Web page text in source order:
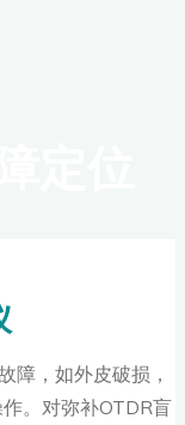
障，如外皮破损，
。对弥补OTDR盲